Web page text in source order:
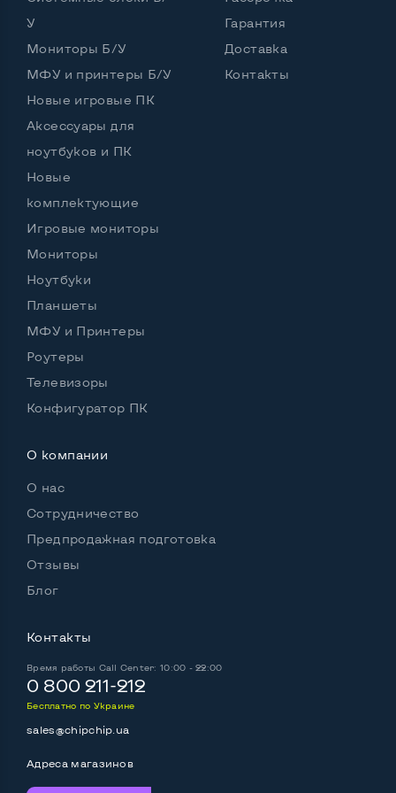
Разъем для микрофона и наушников
Да, спереди и сзади
Выход USB 2_0
Выход USB 3_0
Мощность блока питания, Вт
Внешний блок питания
Особенности
Комплектация: системный блок, кабель питания
У
Мониторы Б/У
МФУ и принтеры Б/У
Новые игровые ПК
Аксессуары для
ноутбуков и ПК
Новые
комплектующие
Игровые мониторы
Мониторы
Ноутбуки
Планшеты
МФУ и Принтеры
Роутеры
Телевизоры
Конфигуратор ПК
Гарантия
Доставка
Контакты
О компании
О нас
Сотрудничество
Предпродажная подготовка
Отзывы
Блог
Контакты
Время работы Call Center: 10:00 - 22:00
0 800 211-212
Бесплатно по Украине
sales@chipchip.ua
Адреса магазинов